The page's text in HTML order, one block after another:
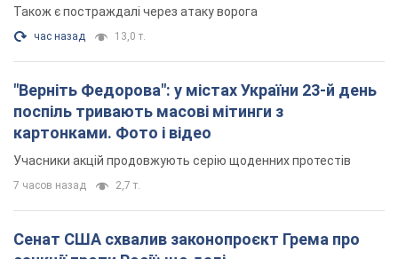
Також є постраждалі через атаку ворога
час назад 13,0 т.
"Верніть Федорова": у містах України 23-й день
поспіль тривають масові мітинги з
картонками. Фото і відео
Учасники акцій продовжують серію щоденних протестів
7 часов назад 2,7 т.
Сенат США схвалив законопроєкт Грема про